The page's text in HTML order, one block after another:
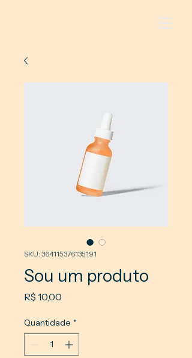
SKU: 364115376135191
Sou um produto
R$ 10,00
Quantidade *